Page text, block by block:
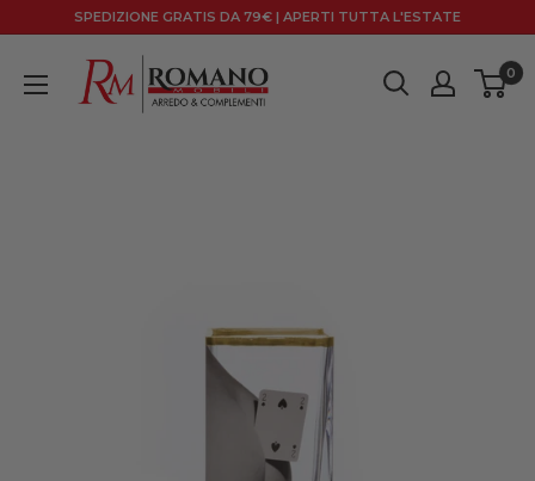
SPEDIZIONE GRATIS DA 79€ | APERTI TUTTA L'ESTATE
Romano
Mobili
0